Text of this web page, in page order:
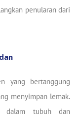
penularan dari
yang bertanggung
menyimpan lemak.
dalam tubuh dan